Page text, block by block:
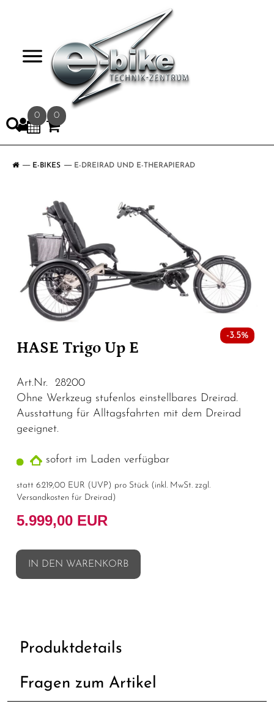
0 0
E-BIKES E-DREIRAD UND E-THERAPIERAD
-3.5%
HASE Trigo Up E
Art.Nr. 28200
Ohne Werkzeug stufenlos einstellbares Dreirad.
Ausstattung für Alltagsfahrten mit dem Dreirad
geeignet.
sofort im Laden verfügbar
statt 6.219,00 EUR ( UVP ) pro Stück (inkl. MwSt. zzgl.
Versandkosten für Dreirad )
5.999,00 EUR
IN DEN WARENKORB
Produktdetails
Fragen zum Artikel